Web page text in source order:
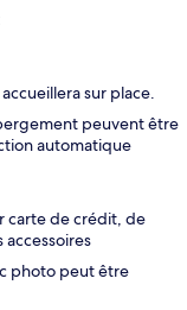
sur place.
peuvent être
automatique
carte de crédit, de
photo peut être